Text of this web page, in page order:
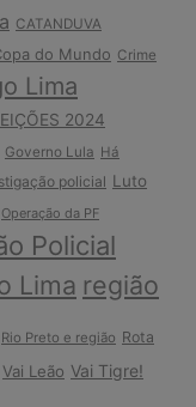
CATANDUVA
do Mundo Crime
Lima
2024
Governo Lula Há
policial Luto
Operação da PF
Policial
Lima região
Rio Preto e região Rota
Vai Leão Vai Tigre!